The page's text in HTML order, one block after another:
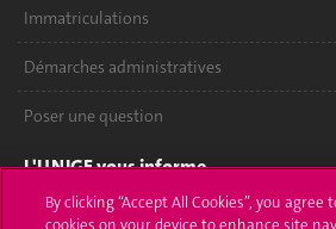
Immatriculations
Démarches administratives
Poser une question
L'UNIGE vous informe
UNIGE Mobile
By clicking “Accept All Cookies”, you
cookies on your device to enhance site